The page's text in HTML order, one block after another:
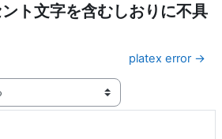
ト文字を含むしおりに不具
platex error →